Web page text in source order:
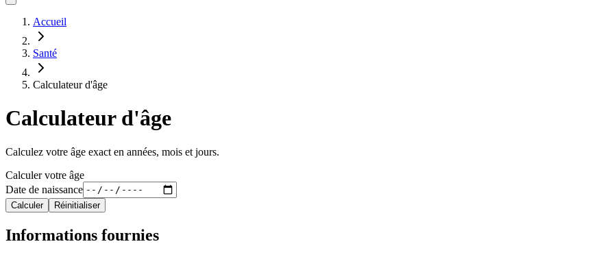
Accueil
Santé
Calculateur d'âge
Calculateur d'âge
Calculez votre âge exact en années, mois et jours.
Calculer votre âge
Date de naissance
Calculer Réinitialiser
Informations fournies